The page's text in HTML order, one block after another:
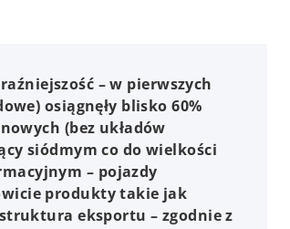
– w pierwszych
osiągnęły blisko 60%
(bez układów
siódmym co do wielkości
– pojazdy
produkty takie jak
eksportu – zgodnie z